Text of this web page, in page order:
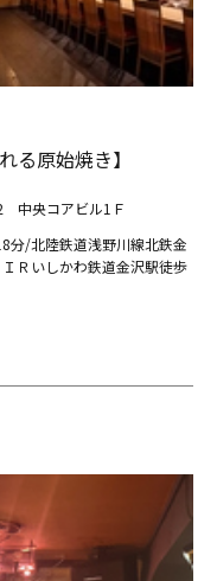
る原始焼き】
中央コアビル1Ｆ
分/北陸鉄道浅野川線北鉄金
Ｒいしかわ鉄道金沢駅徒歩